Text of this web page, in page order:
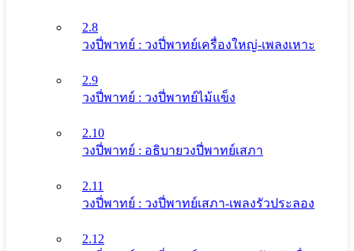
2.8
วงปี่พาทย์ : วงปี่พาทย์เครื่องใหญ่-เพลงเหาะ
2.9
วงปี่พาทย์ : วงปี่พาทย์ไม้แข็ง
2.10
วงปี่พาทย์ : อธิบายวงปี่พาทย์เสภา
2.11
วงปี่พาทย์ : วงปี่พาทย์เสภา-เพลงรัวประลอง
2.12